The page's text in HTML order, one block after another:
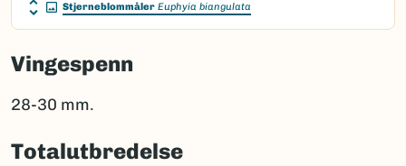
Stjerneblommåler Euphyia biangulata
Vingespenn
28-30 mm.
Totalutbredelse